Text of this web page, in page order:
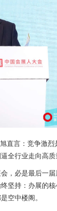
直言：竞争激
全行业走向高质
，必是最后一
坚持：办展的
空中楼阁。